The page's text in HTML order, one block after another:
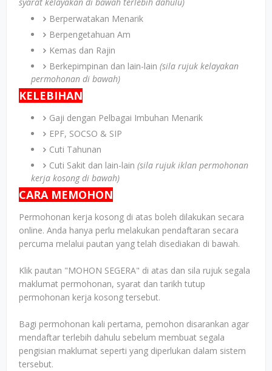
syarat kelayakan di bawah terlebih dahulu)
Berperwatakan Menarik
Berpengetahuan Am
Kemas dan Rajin
Berkepimpinan dan lain-lain (sila rujuk kelayakan
permohonan di bawah)
KELEBIHAN
Gaji dengan Pelbagai Imbuhan Menarik
EPF, SOCSO & SIP
Cuti Tahunan
Cuti Sakit dan lain-lain (sila rujuk iklan permohonan
kerja kosong di bawah)
CARA MEMOHON
Permohonan kerja kosong di atas boleh dilakukan secara
online. Anda hanya perlu melakukan pendaftaran secara
percuma melalui pautan yang telah disediakan di bawah.
Klik pautan "MOHON SEGERA" di atas dan sila rujuk segala
maklumat permohonan, syarat dan tarikh tutup
permohonan kerja kosong tersebut.
Bagi permohonan kali pertama, pemohon disarankan agar
mendaftar terlebih dahulu sebelum membuat segala
pengisian maklumat seperti yang diperlukan dalam sistem
tersebut.